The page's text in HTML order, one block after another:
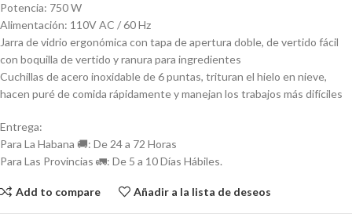
Potencia: 750 W
Alimentación: 110V AC / 60 Hz
Jarra de vidrio ergonómica con tapa de apertura doble, de vertido fácil
con boquilla de vertido y ranura para ingredientes
Cuchillas de acero inoxidable de 6 puntas, trituran el hielo en nieve,
hacen puré de comida rápidamente y manejan los trabajos más difíciles
Entrega:
Para La Habana 🚚: De 24 a 72 Horas
Para Las Provincias 🚛: De 5 a 10 Días Hábiles.
Add to compare Añadir a la lista de deseos